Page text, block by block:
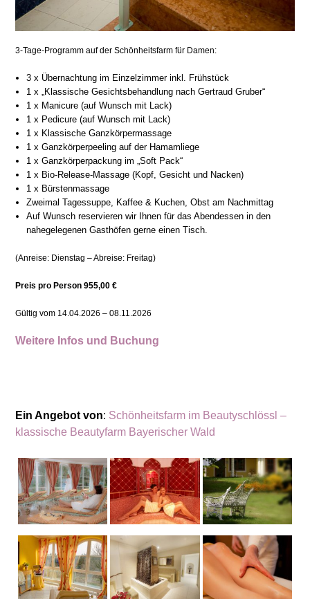
3-Tage-Programm auf der Schönheitsfarm für Damen:
3 x Übernachtung im Einzelzimmer inkl. Frühstück
1 x „Klassische Gesichtsbehandlung nach Gertraud Gruber“
1 x Manicure (auf Wunsch mit Lack)
1 x Pedicure (auf Wunsch mit Lack)
1 x Klassische Ganzkörpermassage
1 x Ganzkörperpeeling auf der Hamamliege
1 x Ganzkörperpackung im „Soft Pack“
1 x Bio-Release-Massage (Kopf, Gesicht und Nacken)
1 x Bürstenmassage
Zweimal Tagessuppe, Kaffee & Kuchen, Obst am Nachmittag
Auf Wunsch reservieren wir Ihnen für das Abendessen in den
nahegelegenen Gasthöfen gerne einen Tisch.
(Anreise: Dienstag – Abreise: Freitag)
Preis pro Person 955,00 €
Gültig vom 14.04.2026 – 08.11.2026
Weitere Infos und Buchung
Ein Angebot von: Schönheitsfarm im Beautyschlössl –
klassische Beautyfarm Bayerischer Wald